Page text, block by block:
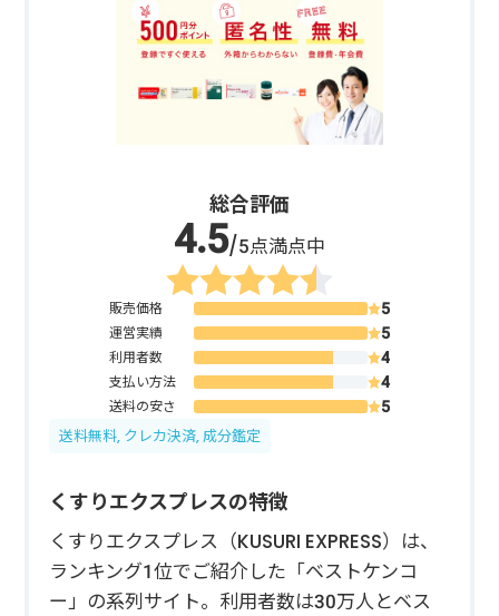
総合評価
/5点満点中
販売価格
運営実績
利用者数
支払い方法
送料の安さ
送料無料, クレカ決済, 成分鑑定
くすりエクスプレスの特徴
くすりエクスプレス（KUSURI EXPRESS）は、
ランキング1位でご紹介した「ベストケンコ
ー」の系列サイト。利用者数は30万人とベス